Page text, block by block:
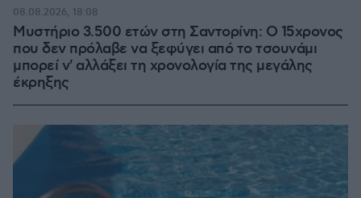
Μυστήριο 3.500 ετών στη Σαντορίνη: Ο 15χρονος
που δεν πρόλαβε να ξεφύγει από το τσουνάμι
μπορεί ν' αλλάξει τη χρονολογία της μεγάλης
έκρηξης
08.08.2026, 18:08